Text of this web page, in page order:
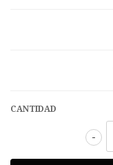
CANTIDAD
-